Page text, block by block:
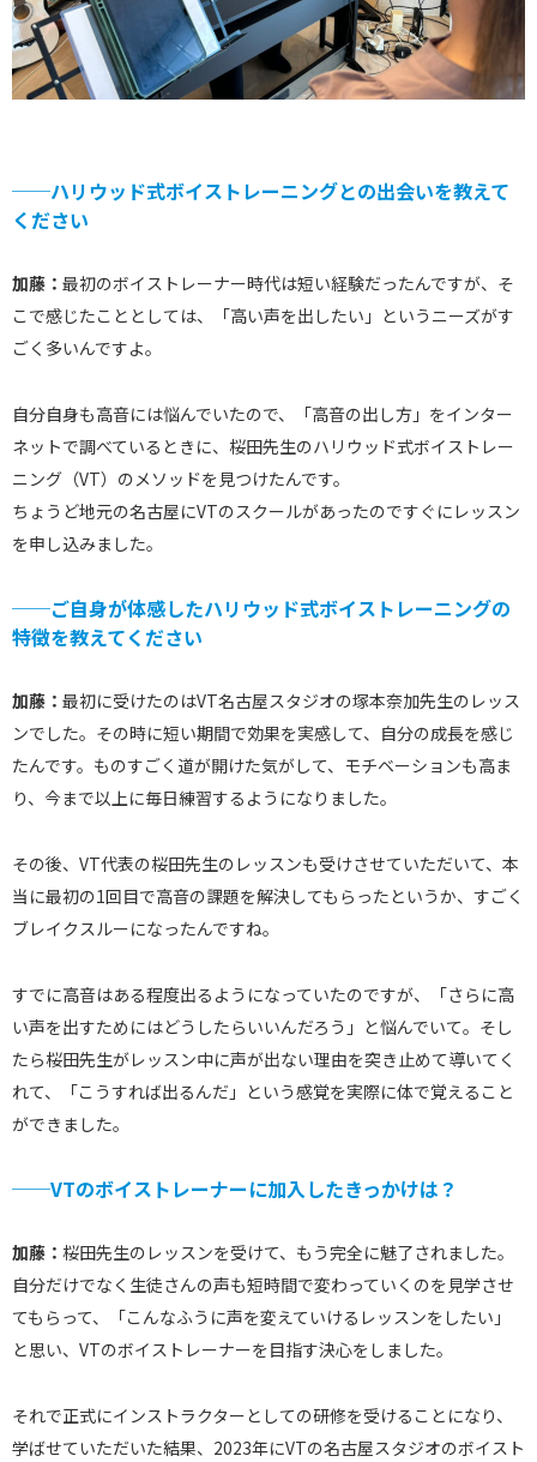
──ハリウッド式ボイストレーニングとの出会いを教えて
ください
加藤： 最初のボイストレーナー時代は短い経験だったんですが、そ
こで感じたこととしては、「高い声を出したい」というニーズがす
ごく多いんですよ。
自分自身も高音には悩んでいたので、「高音の出し方」をインター
ネットで調べているときに、桜田先生のハリウッド式ボイストレー
ニング（VT）のメソッドを見つけたんです。
ちょうど地元の名古屋にVTのスクールがあったのですぐにレッスン
を申し込みました。
──ご自身が体感したハリウッド式ボイストレーニングの
特徴を教えてください
加藤： 最初に受けたのはVT名古屋スタジオの塚本奈加先生のレッス
ンでした。その時に短い期間で効果を実感して、自分の成長を感じ
たんです。ものすごく道が開けた気がして、モチベーションも高ま
り、今まで以上に毎日練習するようになりました。
その後、VT代表の桜田先生のレッスンも受けさせていただいて、本
当に最初の1回目で高音の課題を解決してもらったというか、すごく
ブレイクスルーになったんですね。
すでに高音はある程度出るようになっていたのですが、「さらに高
い声を出すためにはどうしたらいいんだろう」と悩んでいて。そし
たら桜田先生がレッスン中に声が出ない理由を突き止めて導いてく
れて、「こうすれば出るんだ」という感覚を実際に体で覚えること
ができました。
──VTのボイストレーナーに加入したきっかけは？
加藤： 桜田先生のレッスンを受けて、もう完全に魅了されました。
自分だけでなく生徒さんの声も短時間で変わっていくのを見学させ
てもらって、「こんなふうに声を変えていけるレッスンをしたい」
と思い、VTのボイストレーナーを目指す決心をしました。
それで正式にインストラクターとしての研修を受けることになり、
学ばせていただいた結果、2023年にVTの名古屋スタジオのボイスト